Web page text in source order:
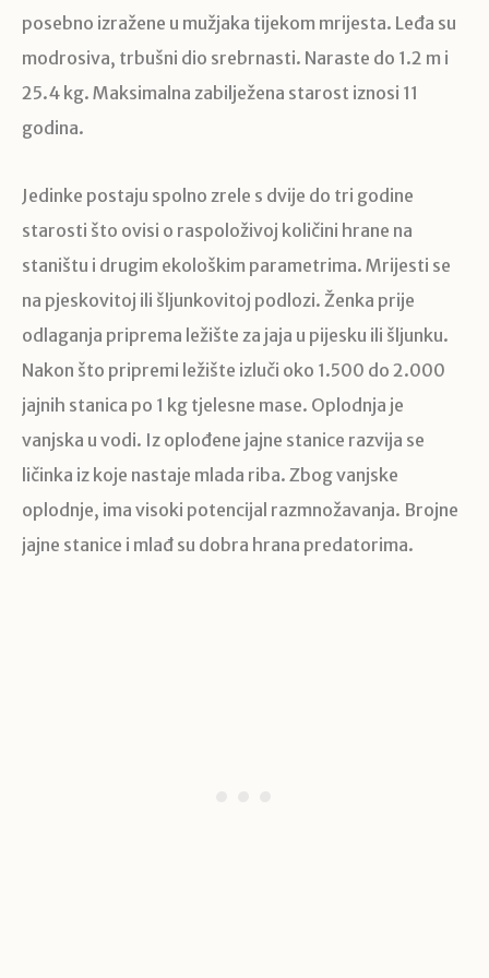
posebno izražene u mužjaka tijekom mrijesta. Leđa su
modrosiva, trbušni dio srebrnasti. Naraste do 1.2 m i
25.4 kg. Maksimalna zabilježena starost iznosi 11
godina.
Jedinke postaju spolno zrele s dvije do tri godine
starosti što ovisi o raspoloživoj količini hrane na
staništu i drugim ekološkim parametrima. Mrijesti se
na pjeskovitoj ili šljunkovitoj podlozi. Ženka prije
odlaganja priprema ležište za jaja u pijesku ili šljunku.
Nakon što pripremi ležište izluči oko 1.500 do 2.000
jajnih stanica po 1 kg tjelesne mase. Oplodnja je
vanjska u vodi. Iz oplođene jajne stanice razvija se
ličinka iz koje nastaje mlada riba. Zbog vanjske
oplodnje, ima visoki potencijal razmnožavanja. Brojne
jajne stanice i mlađ su dobra hrana predatorima.